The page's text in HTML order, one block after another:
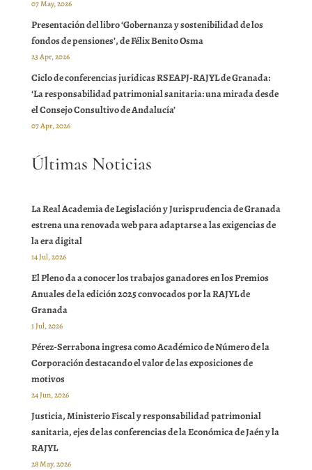
07 May, 2026
Presentación del libro ‘Gobernanza y sostenibilidad de los
fondos de pensiones’, de Félix Benito Osma
23 Apr, 2026
Ciclo de conferencias jurídicas RSEAPJ-RAJYL de Granada:
‘La responsabilidad patrimonial sanitaria: una mirada desde
el Consejo Consultivo de Andalucía’
07 Apr, 2026
Últimas Noticias
La Real Academia de Legislación y Jurisprudencia de Granada
estrena una renovada web para adaptarse a las exigencias de
la era digital
14 Jul, 2026
El Pleno da a conocer los trabajos ganadores en los Premios
Anuales de la edición 2025 convocados por la RAJYL de
Granada
1 Jul, 2026
Pérez-Serrabona ingresa como Académico de Número de la
Corporación destacando el valor de las exposiciones de
motivos
24 Jun, 2026
Justicia, Ministerio Fiscal y responsabilidad patrimonial
sanitaria, ejes de las conferencias de la Económica de Jaén y la
RAJYL
28 May, 2026